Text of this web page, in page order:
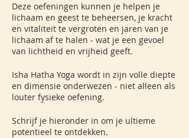
Deze oefeningen kunnen je helpen je
lichaam en geest te beheersen, je kracht
en vitaliteit te vergroten en jaren van je
lichaam af te halen - wat je een gevoel
van lichtheid en vrijheid geeft.
Isha Hatha Yoga wordt in zijn volle diepte
en dimensie onderwezen - niet alleen als
louter fysieke oefening.
Schrijf je hieronder in om je ultieme
potentieel te ontdekken.